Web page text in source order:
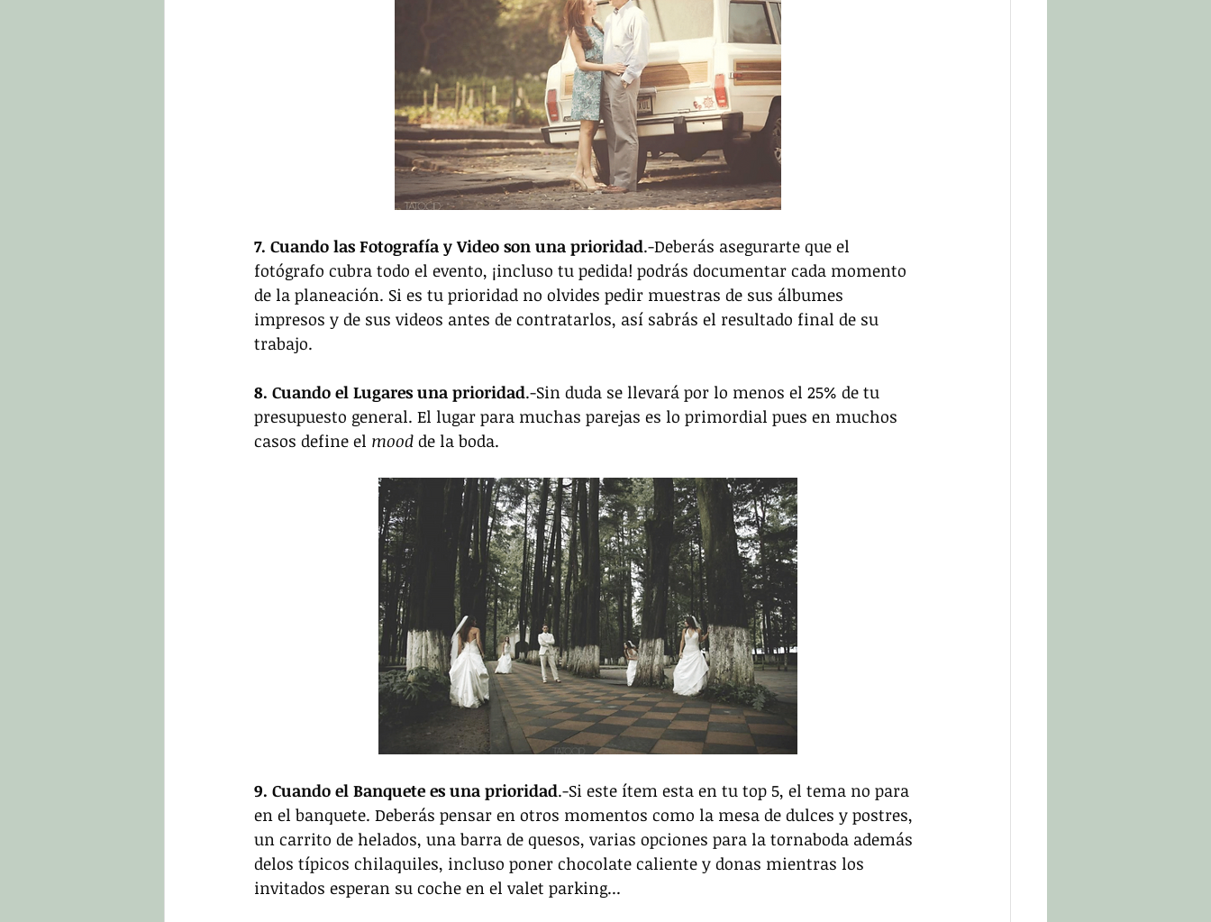
7. Cuando las Fotografía y Video son una prioridad.-Deberás asegurarte que el
fotógrafo cubra todo el evento, ¡incluso tu pedida! podrás documentar cada momento
de la planeación. Si es tu prioridad no olvides pedir muestras de sus álbumes
impresos y de sus videos antes de contratarlos, así sabrás el resultado final de su
trabajo.
8. Cuando el Lugares una prioridad.-Sin duda se llevará por lo menos el 25% de tu
presupuesto general. El lugar para muchas parejas es lo primordial pues en muchos
casos define el mood de la boda.
9. Cuando el Banquete es una prioridad.-Si este ítem esta en tu top 5, el tema no para
en el banquete. Deberás pensar en otros momentos como la mesa de dulces y postres,
un carrito de helados, una barra de quesos, varias opciones para la tornaboda además
delos típicos chilaquiles, incluso poner chocolate caliente y donas mientras los
invitados esperan su coche en el valet parking...